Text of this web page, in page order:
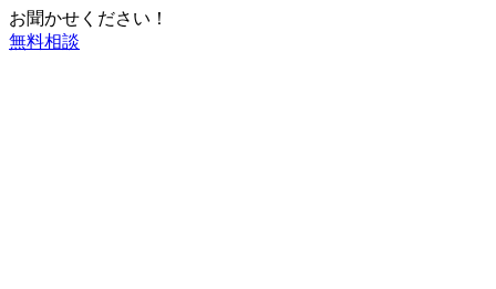
お聞かせください！
無料相談